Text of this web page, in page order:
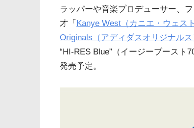
ラッパーや音楽プロデューサー、
才「 Kanye West（カニエ・ウェスト
Originals（アディダスオリジナルス
“HI-RES Blue”（イージーブースト
発売予定。